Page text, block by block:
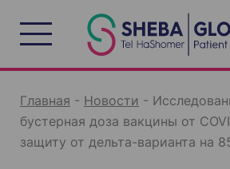
c
Главная - Новости -
бустерная доза вакцины от
защиту от дельта-варианта на